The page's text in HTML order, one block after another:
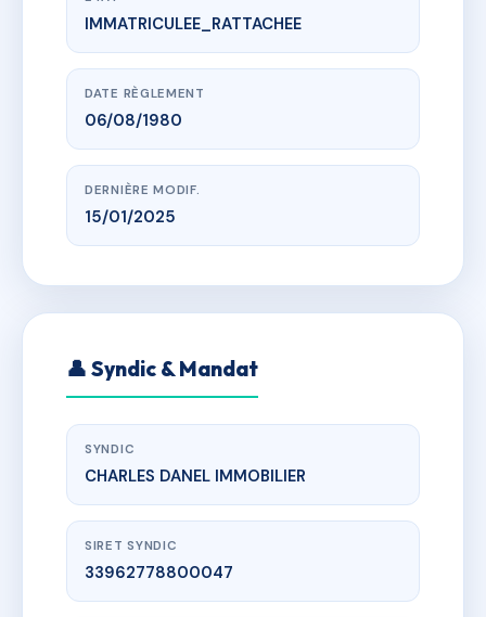
www.vme.plus/AC6796130
SDC MANSEILLE S
plt de bonascre, 09110 Ax-les-Thermes
IMMATRICULEE_RATTACHEE
DATE RÈGLEMENT
06/08/1980
DERNIÈRE MODIF.
15/01/2025
👤 Syndic & Mandat
SYNDIC
CHARLES DANEL IMMOBILIER
SIRET SYNDIC
33962778800047